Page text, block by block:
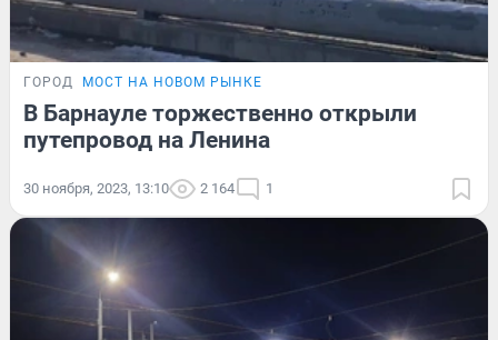
ГОРОД МОСТ НА НОВОМ РЫНКЕ
В Барнауле торжественно открыли
путепровод на Ленина
30 ноября, 2023, 13:10 2 164 1